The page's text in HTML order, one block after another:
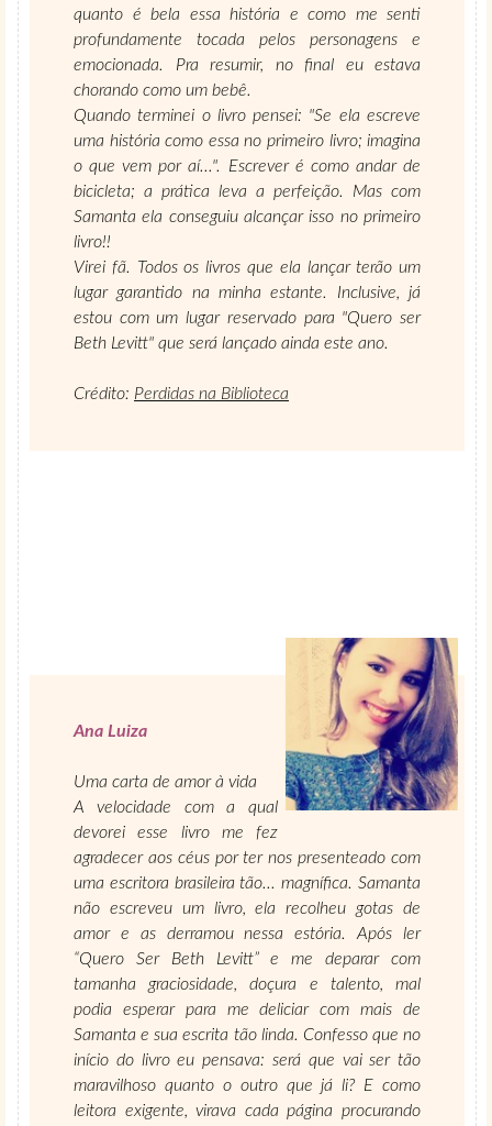
quanto é bela essa história e como me senti
profundamente tocada pelos personagens e
emocionada. Pra resumir, no final eu estava
chorando como um bebê.
Quando terminei o livro pensei: "Se ela escreve
uma história como essa no primeiro livro; imagina
o que vem por aí...". Escrever é como andar de
bicicleta; a prática leva a perfeição. Mas com
Samanta ela conseguiu alcançar isso no primeiro
livro!!
Virei fã. Todos os livros que ela lançar terão um
lugar garantido na minha estante. Inclusive, já
estou com um lugar reservado para "Quero ser
Beth Levitt" que será lançado ainda este ano.
Crédito: Perdidas na Biblioteca
Ana Luiza
Uma carta de amor à vida
A velocidade com a qual
devorei esse livro me fez
agradecer aos céus por ter nos presenteado com
uma escritora brasileira tão... magnífica. Samanta
não escreveu um livro, ela recolheu gotas de
amor e as derramou nessa estória. Após ler
“Quero Ser Beth Levitt” e me deparar com
tamanha graciosidade, doçura e talento, mal
podia esperar para me deliciar com mais de
Samanta e sua escrita tão linda. Confesso que no
início do livro eu pensava: será que vai ser tão
maravilhoso quanto o outro que já li? E como
leitora exigente, virava cada página procurando